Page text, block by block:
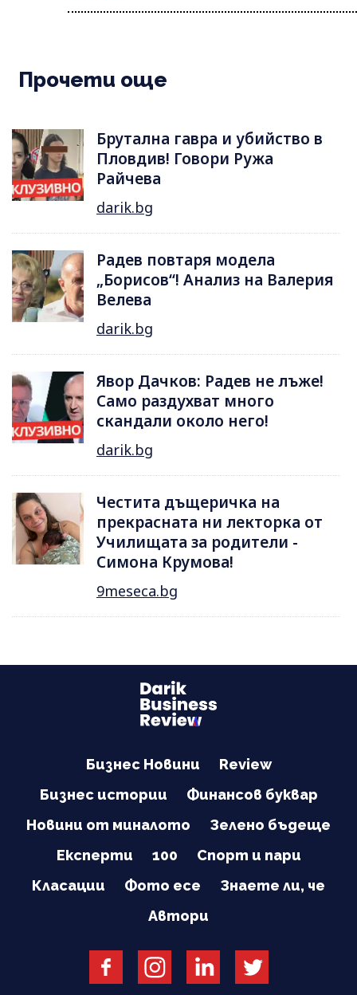
Прочети още
Брутална гавра и убийство в
Пловдив! Говори Ружа
Райчева
darik.bg
Радев повтаря модела
„Борисов“! Анализ на Валерия
Велева
darik.bg
Явор Дачков: Радев не лъже!
Само раздухват много
скандали около него!
darik.bg
Честита дъщеричка на
прекрасната ни лекторка от
Училищата за родители -
Симона Крумова!
9meseca.bg
Бизнес Новини
Review
Бизнес истории
Финансов буквар
Новини от миналото
Зелено бъдеще
Експерти
100
Спорт и пари
Класации
Фото есе
Знаете ли, че
Автори